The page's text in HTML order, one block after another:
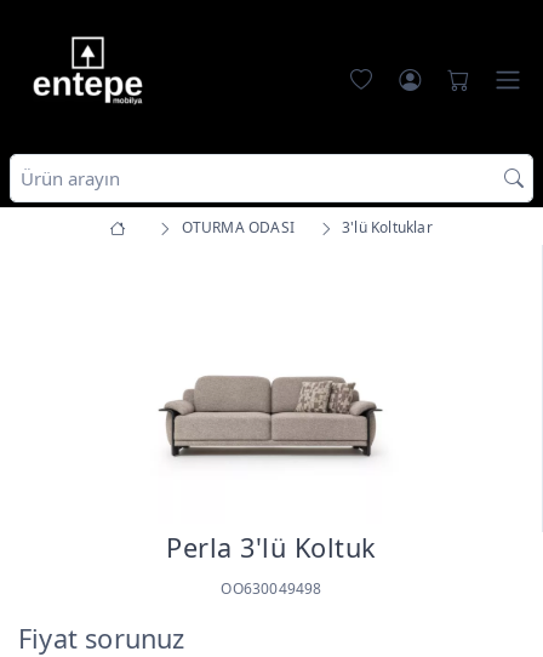
OTURMA ODASI 3'lü Koltuklar
Perla 3'lü Koltuk
OO630049498
Fiyat sorunuz